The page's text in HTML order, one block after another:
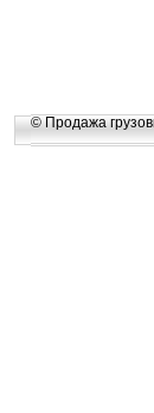
© Продажа